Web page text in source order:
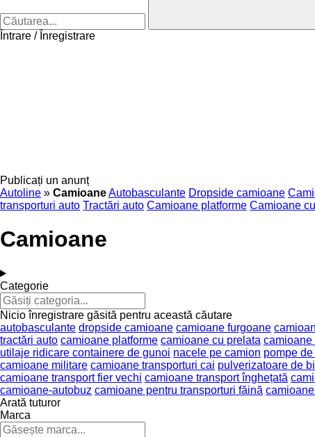
Întrare / Înregistrare
Publicați un anunț
Autoline » CamioaneAutobasculante Dropside camioane
transporturi auto Tractări auto Camioane platforme Camioane
Camioane
Categorie
Nicio înregistrare găsită pentru această căutare
autobasculante dropside camioane camioane furgoane
tractări auto camioane platforme camioane cu prelata camioane
utilaje ridicare containere de gunoi nacele pe camion pompe
camioane militare camioane transporturi cai pulverizatoare de
camioane transport fier vechi camioane transport înghețată
camioane-autobuz camioane pentru transporturi făină
Arată tuturor
Marca